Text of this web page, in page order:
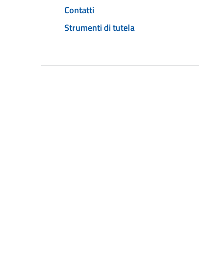
Contatti
Strumenti di tutela